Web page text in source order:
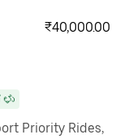
₹40,000.00
Priority Rides,